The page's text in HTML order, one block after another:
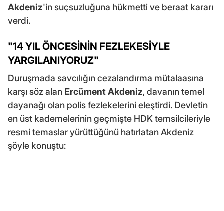
Akdeniz'in suçsuzluğuna hükmetti ve beraat kararı
verdi.
"14 YIL ÖNCESİNİN FEZLEKESİYLE
YARGILANIYORUZ"
Duruşmada savcılığın cezalandırma mütalaasına
karşı söz alan Ercüment Akdeniz, davanın temel
dayanağı olan polis fezlekelerini eleştirdi. Devletin
en üst kademelerinin geçmişte HDK temsilcileriyle
resmi temaslar yürüttüğünü hatırlatan Akdeniz
şöyle konuştu: